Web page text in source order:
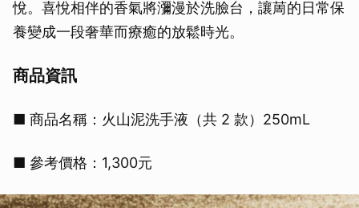
悅。喜悅相伴的香氣將瀰漫於洗臉台，讓䓟的日常保
養變成一段奢華而療癒的放鬆時光。
商品資訊
■ 商品名稱：火山泥洗手液（共 2 款）250mL
■ 參考價格：1,300元